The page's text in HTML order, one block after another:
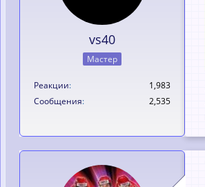
vs40
Мастер
Реакции
1,983
Сообщения
2,535